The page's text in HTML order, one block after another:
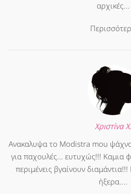
αρχικές...
Χριστίνα Χ.
Ανακαλυψα το Modistra mou
για παχουλές... ευτυχώς!!! Καμια
περιμένεις βγαίνουν
ήξερα....